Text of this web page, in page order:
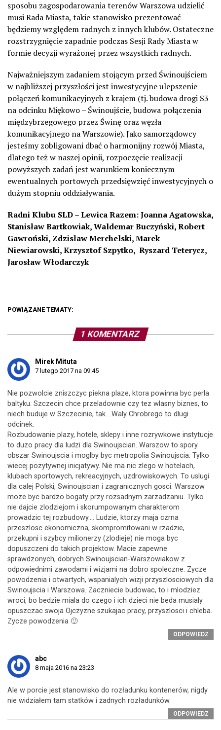
sposobu zagospodarowania terenów Warszowa udzielić
musi Rada Miasta, takie stanowisko prezentować
będziemy względem radnych z innych klubów. Ostateczne
rozstrzygnięcie zapadnie podczas Sesji Rady Miasta w
formie decyzji wyrażonej przez wszystkich radnych.
Najważniejszym zadaniem stojącym przed Świnoujściem
w najbliższej przyszłości jest inwestycyjne ulepszenie
połączeń komunikacyjnych z krajem (tj. budowa drogi S3
na odcinku Miękowo – Świnoujście, budowa połączenia
międzybrzegowego przez Świnę oraz węzła
komunikacyjnego na Warszowie). Jako samorządowcy
jesteśmy zobligowani dbać o harmonijny rozwój Miasta,
dlatego też w naszej opinii, rozpoczęcie realizacji
powyższych zadań jest warunkiem koniecznym
ewentualnych portowych przedsięwzięć inwestycyjnych o
dużym stopniu oddziaływania.
Radni Klubu SLD – Lewica Razem:Joanna Agatowska,
Stanisław Bartkowiak, Waldemar Buczyński, Robert
Gawroński, Zdzisław Merchelski, Marek
Niewiarowski, Krzysztof Szpytko, Ryszard Teterycz,
Jarosław Włodarczyk
POWIĄZANE TEMATY:
1 KOMENTARZ
Mirek Mituta
7 lutego 2017 na 09:45
Nie pozwolcie zniszczyc piekna plaze, ktora powinna byc perla
baltyku. Szczecin chce przeladownie czy tez wlasny biznes, to
niech buduje w Szczecinie, tak….Waly Chrobrego to dlugi
odcinek.
Rozbudowanie plazy, hotele, sklepy i inne rozrywkowe instytucje
to duzo pracy dla ludzi dla Swinoujscian. Warszow to spory
obszar Swinoujscia i moglby byc metropolia Swinoujscia. Tylko
wiecej pozytywnej inicjatywy. Nie ma nic zlego w hotelach,
klubach sportowych, rekreacyjnych, uzdrowiskowych. To uslugi
dla calej Polski, Swinoujscian i zagranicznych gosci. Warszow
moze byc bardzo bogaty przy rozsadnym zarzadzaniu. Tylko
nie dajcie zlodziejom i skorumpowanym charakterom
prowadzic tej rozbudowy…. Ludzie, ktorzy maja czrna
przeszlosc ekonomiczna, skompromitowani w rzadzie,
przekupni i szybcy milionerzy (zlodieje) nie moga byc
dopuszczeni do takich projektow. Macie zapewne
sprawdzonych, dobrych Swinoujscian-Warszowiakow z
odpowiednimi zawodami i wizjami na dobro spoleczne. Zycze
powodzenia i otwartych, wspanialych wizji przyszlosciowych dla
Swinoujscia i Warszowa. Zaczniecie budowac, to i mlodziez
wroci, bo bedzie miala do czego i ich dzieci nie beda musialy
opuszczac swoja Ojczyzne szukajac pracy, przyszlosci i chleba.
Zycze powodzenia 🙂
ODPOWIEDZ
abc
8 maja 2016 na 23:23
Ale w porcie jest stanowisko do rozładunku kontenerów, nigdy
nie widziałem tam statków i żadnych rozładunków.
ODPOWIEDZ